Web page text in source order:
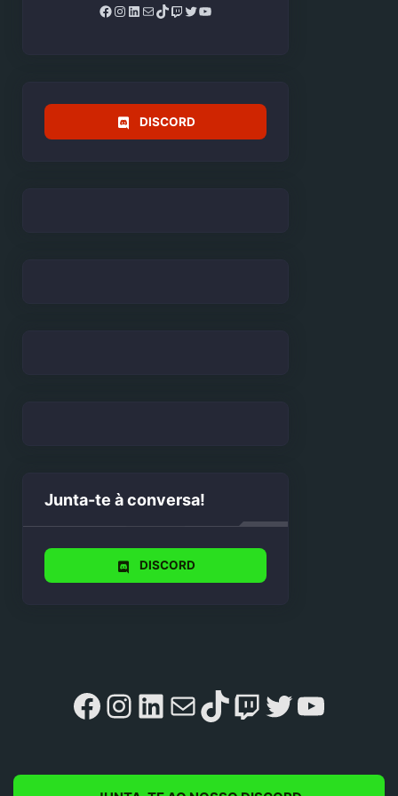
Facebook
Instagram
LinkedIn
MailTikTok
Twitch
Twitter
YouTube
DISCORD
Junta-te à conversa!
DISCORD
Facebook
Instagram
LinkedIn
MailTikTok
Twitch
Twitter